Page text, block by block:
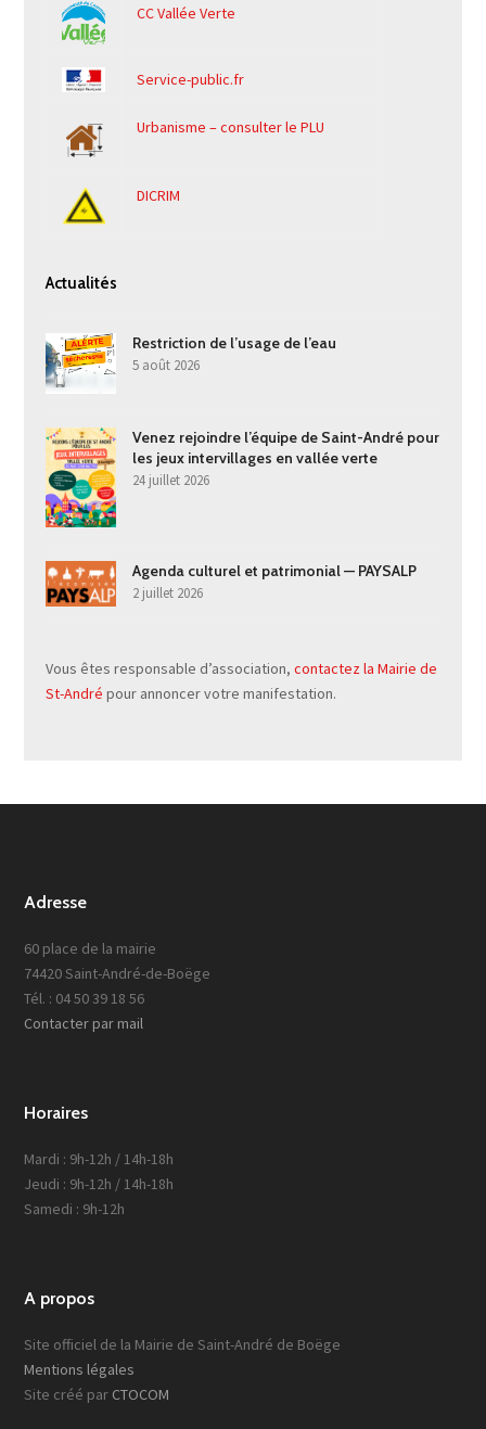
CC Vallée Verte
Service-public.fr
Urbanisme – consulter le PLU
DICRIM
Actualités
Restriction de l’usage de l’eau
5 août 2026
Venez rejoindre l’équipe de Saint-André pour
les jeux intervillages en vallée verte
24 juillet 2026
Agenda culturel et patrimonial — PAYSALP
2 juillet 2026
Vous êtes responsable d’association,contactez la Mairie de
St-André pour annoncer votre manifestation.
Adresse
60 place de la mairie
74420 Saint-André-de-Boëge
Tél. : 04 50 39 18 56
Contacter par mail
Horaires
Mardi : 9h-12h / 14h-18h
Jeudi : 9h-12h / 14h-18h
Samedi : 9h-12h
A propos
Site officiel de la Mairie de Saint-André de Boëge
Mentions légales
Site créé par CTOCOM